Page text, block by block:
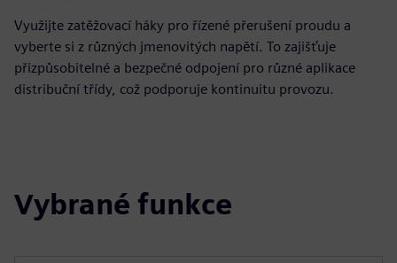
Využijte zatěžovací háky pro řízené přerušení proudu a
vyberte si z různých jmenovitých napětí. To zajišťuje
přizpůsobitelné a bezpečné odpojení pro různé aplikace
distribuční třídy, což podporuje kontinuitu provozu.
Vybrané funkce